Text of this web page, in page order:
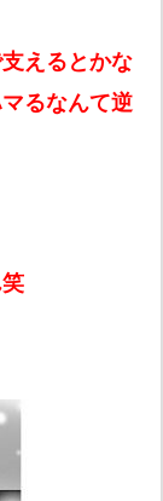
えるとかな
るなんて逆